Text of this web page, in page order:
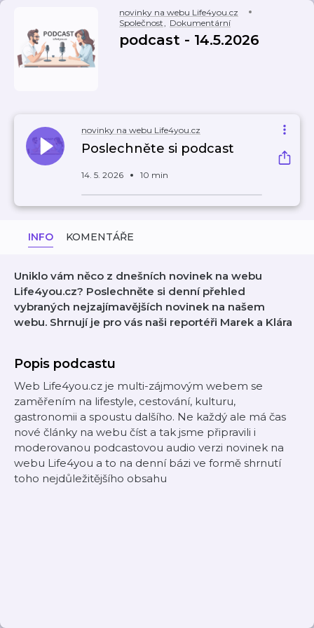
novinky na webu Life4you.cz
Společnost, Dokumentární
podcast - 14.5.2026
novinky na webu Life4you.cz
Poslechněte si podcast
14. 5. 2026 10 min
INFO KOMENTÁŘE
Uniklo vám něco z dnešních novinek na webu
Life4you.cz? Poslechněte si denní přehled
vybraných nejzajímavějších novinek na našem
webu. Shrnují je pro vás naši reportéři Marek a Klára
Popis podcastu
Web Life4you.cz je multi-zájmovým webem se
zaměřením na lifestyle, cestování, kulturu,
gastronomii a spoustu dalšího. Ne každý ale má čas
nové články na webu číst a tak jsme připravili i
moderovanou podcastovou audio verzi novinek na
webu Life4you a to na denní bázi ve formě shrnutí
toho nejdůležitějšího obsahu